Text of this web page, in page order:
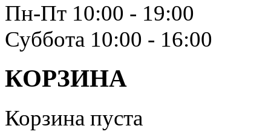
Пн-Пт 10:00 - 19:00
Суббота 10:00 - 16:00
КОРЗИНА
Корзина пуста